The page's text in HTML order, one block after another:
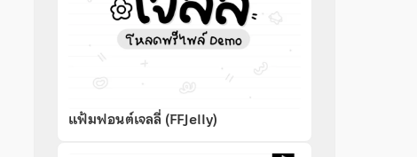
แฟ้มฟอนต์เจลลี่ (FFJelly)